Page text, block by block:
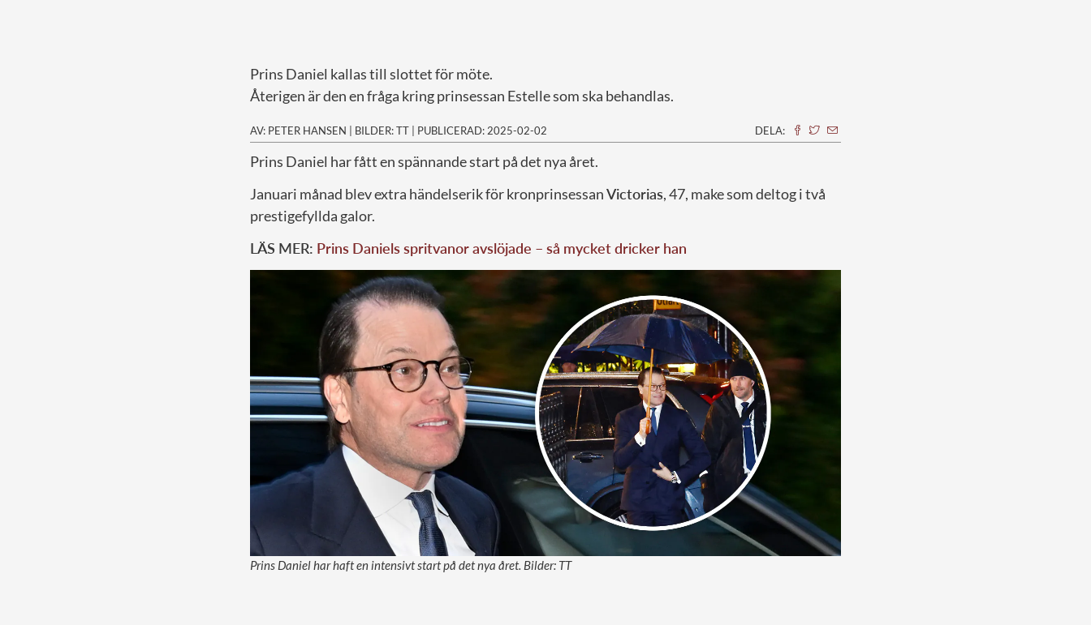
Prins Daniel kallas till slottet för möte.
Återigen är den en fråga kring prinsessan Estelle som ska behandlas.
AV: PETER HANSEN | BILDER: TT | PUBLICERAD: 2025-02-02 DELA:
Prins Daniel har fått en spännande start på det nya året.
Januari månad blev extra händelserik för kronprinsessanVictorias, 47, make som deltog i två
prestigefyllda galor.
LÄS MER: Prins Daniels spritvanor avslöjade – så mycket dricker han
Prins Daniel har haft en intensivt start på det nya året. Bilder: TT